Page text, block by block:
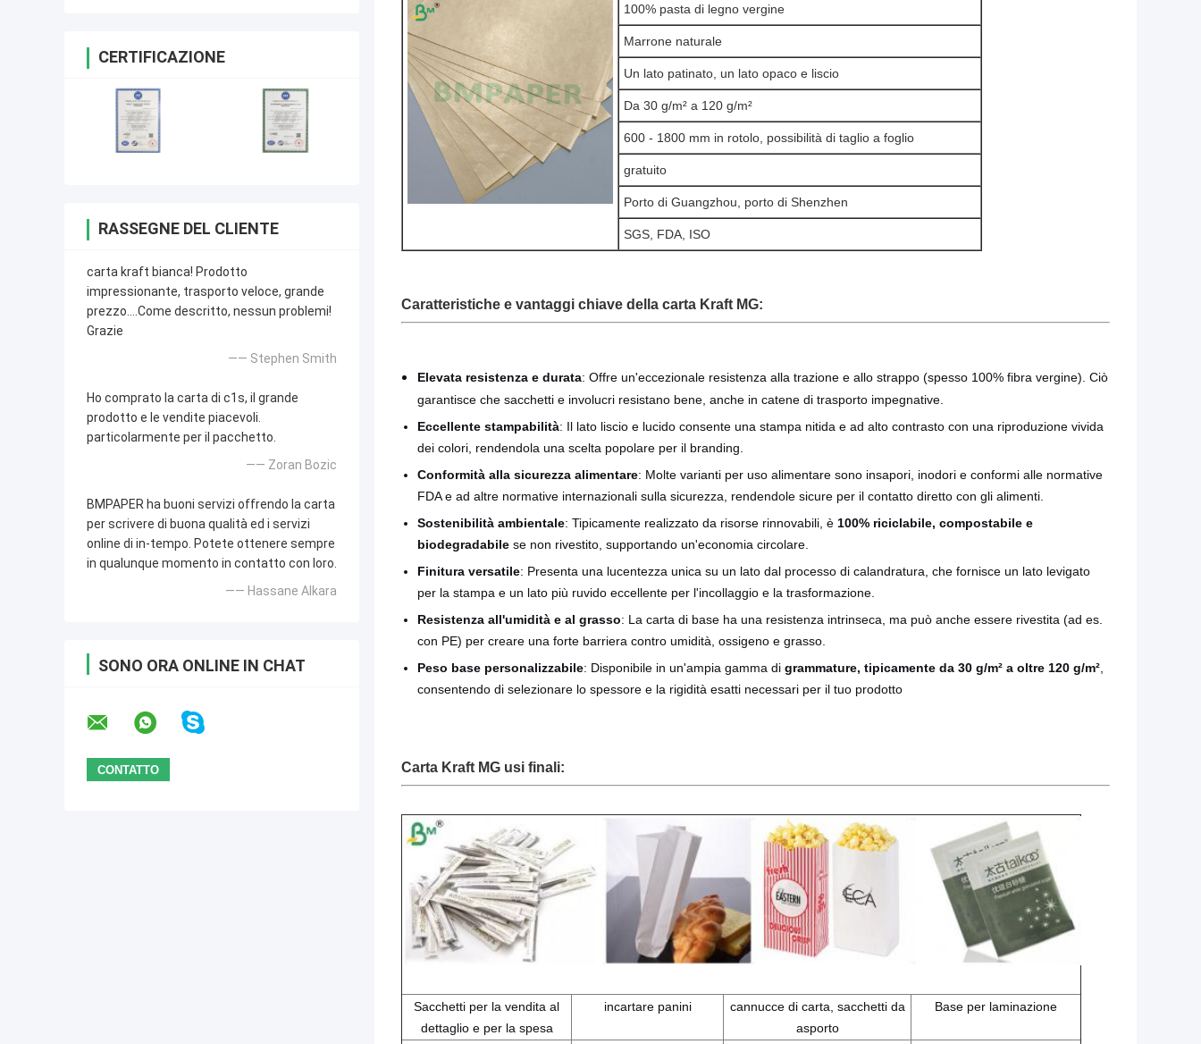
CERTIFICAZIONE
RASSEGNE DEL CLIENTE
carta kraft bianca! Prodotto
impressionante, trasporto veloce, grande
prezzo….Come descritto, nessun problemi!
Grazie
—— Stephen Smith
Ho comprato la carta di c1s, il grande
prodotto e le vendite piacevoli.
particolarmente per il pacchetto.
—— Zoran Bozic
BMPAPER ha buoni servizi offrendo la carta
per scrivere di buona qualità ed i servizi
online di in-tempo. Potete ottenere sempre
in qualunque momento in contatto con loro.
—— Hassane Alkara
SONO ORA ONLINE IN CHAT
100% pasta di legno vergine
Marrone naturale
Un lato patinato, un lato opaco e liscio
Da 30 g/m² a 120 g/m²
600 - 1800 mm in rotolo, possibilità di taglio a foglio
gratuito
Porto di Guangzhou, porto di Shenzhen
SGS, FDA, ISO
Caratteristiche e vantaggi chiave della carta Kraft MG:
Elevata resistenza e durata: Offre un'eccezionale resistenza alla trazione e allo strappo (spesso 100% fibra vergine). Ciò
garantisce che sacchetti e involucri resistano bene, anche in catene di trasporto impegnative.
Eccellente stampabilità: Il lato liscio e lucido consente una stampa nitida e ad alto contrasto con una riproduzione vivida
dei colori, rendendola una scelta popolare per il branding.
Conformità alla sicurezza alimentare: Molte varianti per uso alimentare sono insapori, inodori e conformi alle normative
FDA e ad altre normative internazionali sulla sicurezza, rendendole sicure per il contatto diretto con gli alimenti.
Sostenibilità ambientale: Tipicamente realizzato da risorse rinnovabili, è 100% riciclabile, compostabile e
biodegradabile se non rivestito, supportando un'economia circolare.
Finitura versatile: Presenta una lucentezza unica su un lato dal processo di calandratura, che fornisce un lato levigato
per la stampa e un lato più ruvido eccellente per l'incollaggio e la trasformazione.
Resistenza all'umidità e al grasso: La carta di base ha una resistenza intrinseca, ma può anche essere rivestita (ad es.
con PE) per creare una forte barriera contro umidità, ossigeno e grasso.
Peso base personalizzabile: Disponibile in un'ampia gamma di grammature, tipicamente da 30 g/m² a oltre 120 g/m²,
consentendo di selezionare lo spessore e la rigidità esatti necessari per il tuo prodotto
Carta Kraft MG usi finali:
Sacchetti per la vendita al
dettaglio e per la spesa
incartare panini
cannucce di carta, sacchetti da
asporto
Base per laminazione